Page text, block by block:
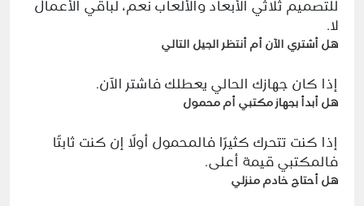
للتصميم ثلاثي الأبعاد والألعاب نعم، لباقي الأعمال
لا.
هل أشتري الآن أم أنتظر الجيل التالي
إذا كان جهازك الحالي يعطلك فاشتر الآن.
هل أبدأ بجهاز مكتبي أم محمول
إذا كنت تتحرك كثيرًا فالمحمول أولًا إن كنت ثابتًا
فالمكتبي قيمة أعلى.
هل أحتاج خادم منزلي